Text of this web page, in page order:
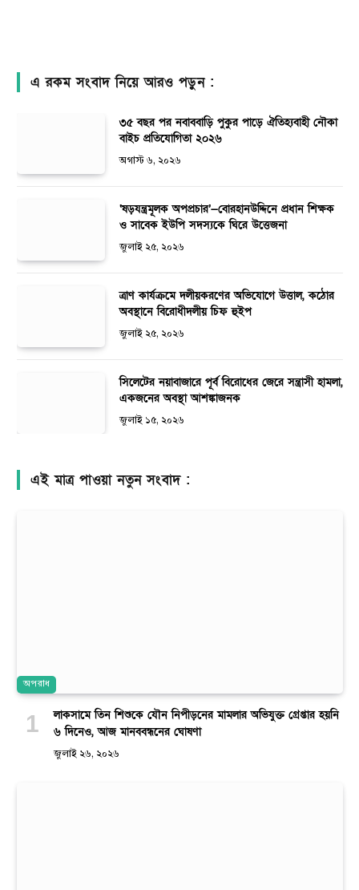
এ রকম সংবাদ নিয়ে আরও পড়ুন :
৩৫ বছর পর নবাববাড়ি পুকুর পাড়ে ঐতিহ্যবাহী নৌকা
বাইচ প্রতিযোগিতা ২০২৬
অগাস্ট ৬, ২০২৬
‘ষড়যন্ত্রমূলক অপপ্রচার’—বোরহানউদ্দিনে প্রধান শিক্ষক
ও সাবেক ইউপি সদস্যকে ঘিরে উত্তেজনা
জুলাই ২৫, ২০২৬
ত্রাণ কার্যক্রমে দলীয়করণের অভিযোগে উত্তাল, কঠোর
অবস্থানে বিরোধীদলীয় চিফ হুইপ
জুলাই ২৫, ২০২৬
সিলেটের নয়াবাজারে পূর্ব বিরোধের জেরে সন্ত্রাসী হামলা,
একজনের অবস্থা আশঙ্কাজনক
জুলাই ১৫, ২০২৬
এই মাত্র পাওয়া নতুন সংবাদ :
অপরাধ
লাকসামে তিন শিশুকে যৌন নিপীড়নের মামলার অভিযুক্ত গ্রেপ্তার হয়নি
৬ দিনেও, আজ মানববন্ধনের ঘোষণা
জুলাই ২৬, ২০২৬